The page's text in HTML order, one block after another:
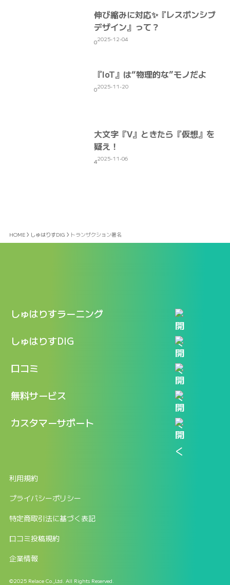
伸び縮みに対応✨『レスポンシブ
デザイン』って？
02025-12-04
『IoT』は“物理的な”モノだよ
02025-11-20
大文字『V』ときたら『仮想』を
疑え！
42025-11-06
HOME しゅはりすDIG トランザクション署名
しゅはりすラーニング
特長
料金
新着情報
ログイン
しゅはりすDIG
記事一覧
口コミ
口コミ一覧
無料サービス
LINEで『Iパス ならし学習』
カスタマーサポート
返金申請フォーム
利用規約
プライバシーポリシー
特定商取引法に基づく表記
口コミ投稿規約
企業情報
©2025 Relace Co.,Ltd. All Rights Reserved.